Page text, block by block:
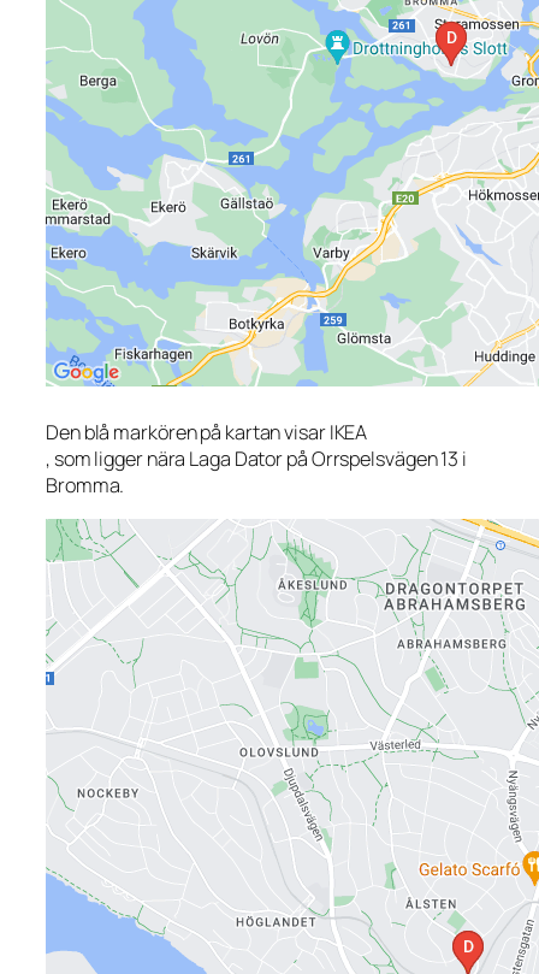
Den blå markören på kartan visar IKEA
, som ligger nära Laga Dator på Orrspelsvägen 13 i
Bromma.